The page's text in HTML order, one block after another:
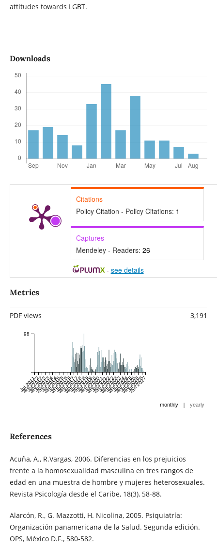
attitudes towards LGBT.
Downloads
Citations
Policy Citation - Policy Citations: 1
Captures
Mendeley - Readers: 26
- see details
Metrics
PDF views 3,191
Jul 2011
Jan 2012
Jul 2012
Jan 2013
Jul 2013
Jan 2014
Jul 2014
Jan 2015
Jul 2015
Jan 2016
Jul 2016
Jan 2017
Jul 2017
Jan 2018
Jul 2018
Jan 2019
Jul 2019
Jan 2020
Jul 2020
Jan 2021
Jul 2021
Jan 2022
Jul 2022
Jan 2023
Jul 2023
Jan 2024
Jul 2024
Jan 2025
Jul 2025
Jan 2026
Jul 2026
Jan 2027
98
monthly | yearly
References
Acuña, A., R.Vargas, 2006. Diferencias en los prejuicios
frente a la homosexualidad masculina en tres rangos de
edad en una muestra de hombre y mujeres heterosexuales.
Revista Psicología desde el Caribe, 18(3), 58-88.
Alarcón, R., G. Mazzotti, H. Nicolina, 2005. Psiquiatría:
Organización panamericana de la Salud. Segunda edición.
OPS, México D.F., 580-582.